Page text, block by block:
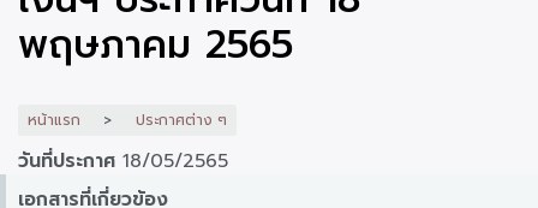
เพลิง
พฤษภาคม 2565
หน้าแรก ประกาศต่าง ๆ
วันที่ประกาศ 18/05/2565
เอกสารที่เกี่ยวข้อง